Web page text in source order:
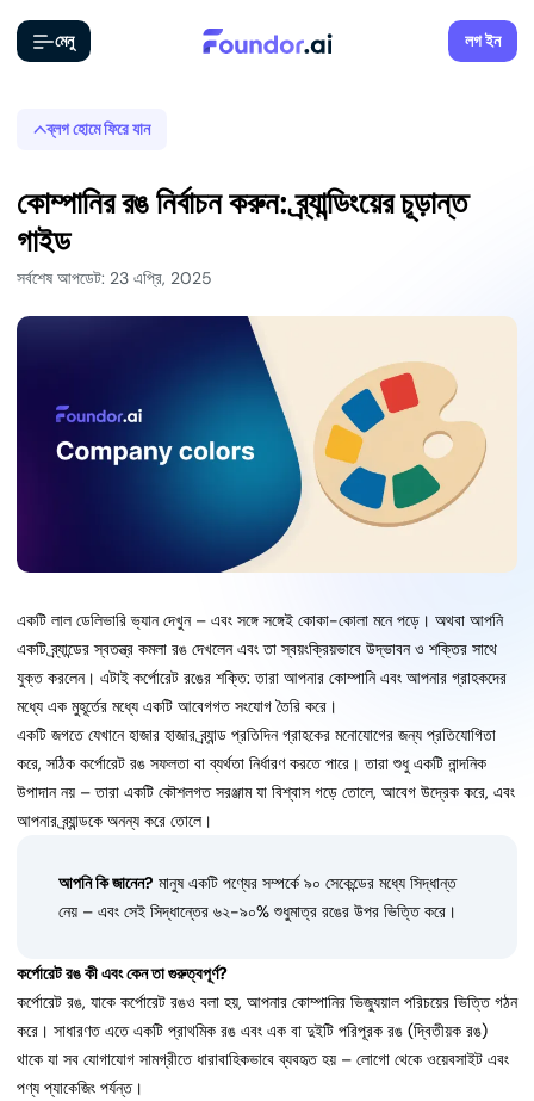
মেনু লগ ইন
ব্লগ হোমে ফিরে যান
কোম্পানির রঙ নির্বাচন করুন: ব্র্যান্ডিংয়ের চূড়ান্ত
গাইড
সর্বশেষ আপডেট: 23 এপ্রি, 2025
একটি লাল ডেলিভারি ভ্যান দেখুন – এবং সঙ্গে সঙ্গেই কোকা-কোলা মনে পড়ে। অথবা আপনি
একটি ব্র্যান্ডের স্বতন্ত্র কমলা রঙ দেখলেন এবং তা স্বয়ংক্রিয়ভাবে উদ্ভাবন ও শক্তির সাথে
যুক্ত করলেন। এটাই কর্পোরেট রঙের শক্তি: তারা আপনার কোম্পানি এবং আপনার গ্রাহকদের
মধ্যে এক মুহূর্তের মধ্যে একটি আবেগগত সংযোগ তৈরি করে।
একটি জগতে যেখানে হাজার হাজার ব্র্যান্ড প্রতিদিন গ্রাহকের মনোযোগের জন্য প্রতিযোগিতা
করে, সঠিক কর্পোরেট রঙ সফলতা বা ব্যর্থতা নির্ধারণ করতে পারে। তারা শুধু একটি নান্দনিক
উপাদান নয় – তারা একটি কৌশলগত সরঞ্জাম যা বিশ্বাস গড়ে তোলে, আবেগ উদ্রেক করে, এবং
আপনার ব্র্যান্ডকে অনন্য করে তোলে।
আপনি কি জানেন? মানুষ একটি পণ্যের সম্পর্কে ৯০ সেকেন্ডের মধ্যে সিদ্ধান্ত
নেয় – এবং সেই সিদ্ধান্তের ৬২-৯০% শুধুমাত্র রঙের উপর ভিত্তি করে।
কর্পোরেট রঙ কী এবং কেন তা গুরুত্বপূর্ণ?
কর্পোরেট রঙ, যাকে কর্পোরেট রঙও বলা হয়, আপনার কোম্পানির ভিজ্যুয়াল পরিচয়ের ভিত্তি গঠন
করে। সাধারণত এতে একটি প্রাথমিক রঙ এবং এক বা দুইটি পরিপূরক রঙ (দ্বিতীয়ক রঙ)
থাকে যা সব যোগাযোগ সামগ্রীতে ধারাবাহিকভাবে ব্যবহৃত হয় – লোগো থেকে ওয়েবসাইট এবং
পণ্য প্যাকেজিং পর্যন্ত।